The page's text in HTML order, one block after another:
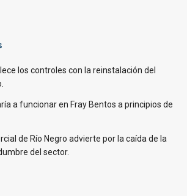
los controles con la reinstalación del
a funcionar en Fray Bentos a principios de
de Río Negro advierte por la caída de la
del sector.